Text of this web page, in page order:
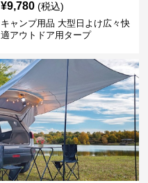
¥9,780 (税込)
キャンプ用品 大型日よけ広々快
適アウトドア用タープ